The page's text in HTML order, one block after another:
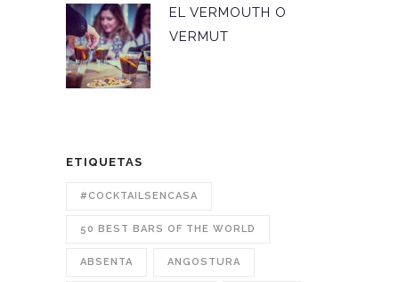
EL VERMOUTH O
VERMUT
ETIQUETAS
#COCKTAILSENCASA
50 BEST BARS OF THE WORLD
ABSENTA ANGOSTURA